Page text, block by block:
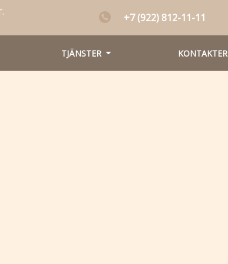
+7 (922) 812-11-11
TJÄNSTER KONTAKTER